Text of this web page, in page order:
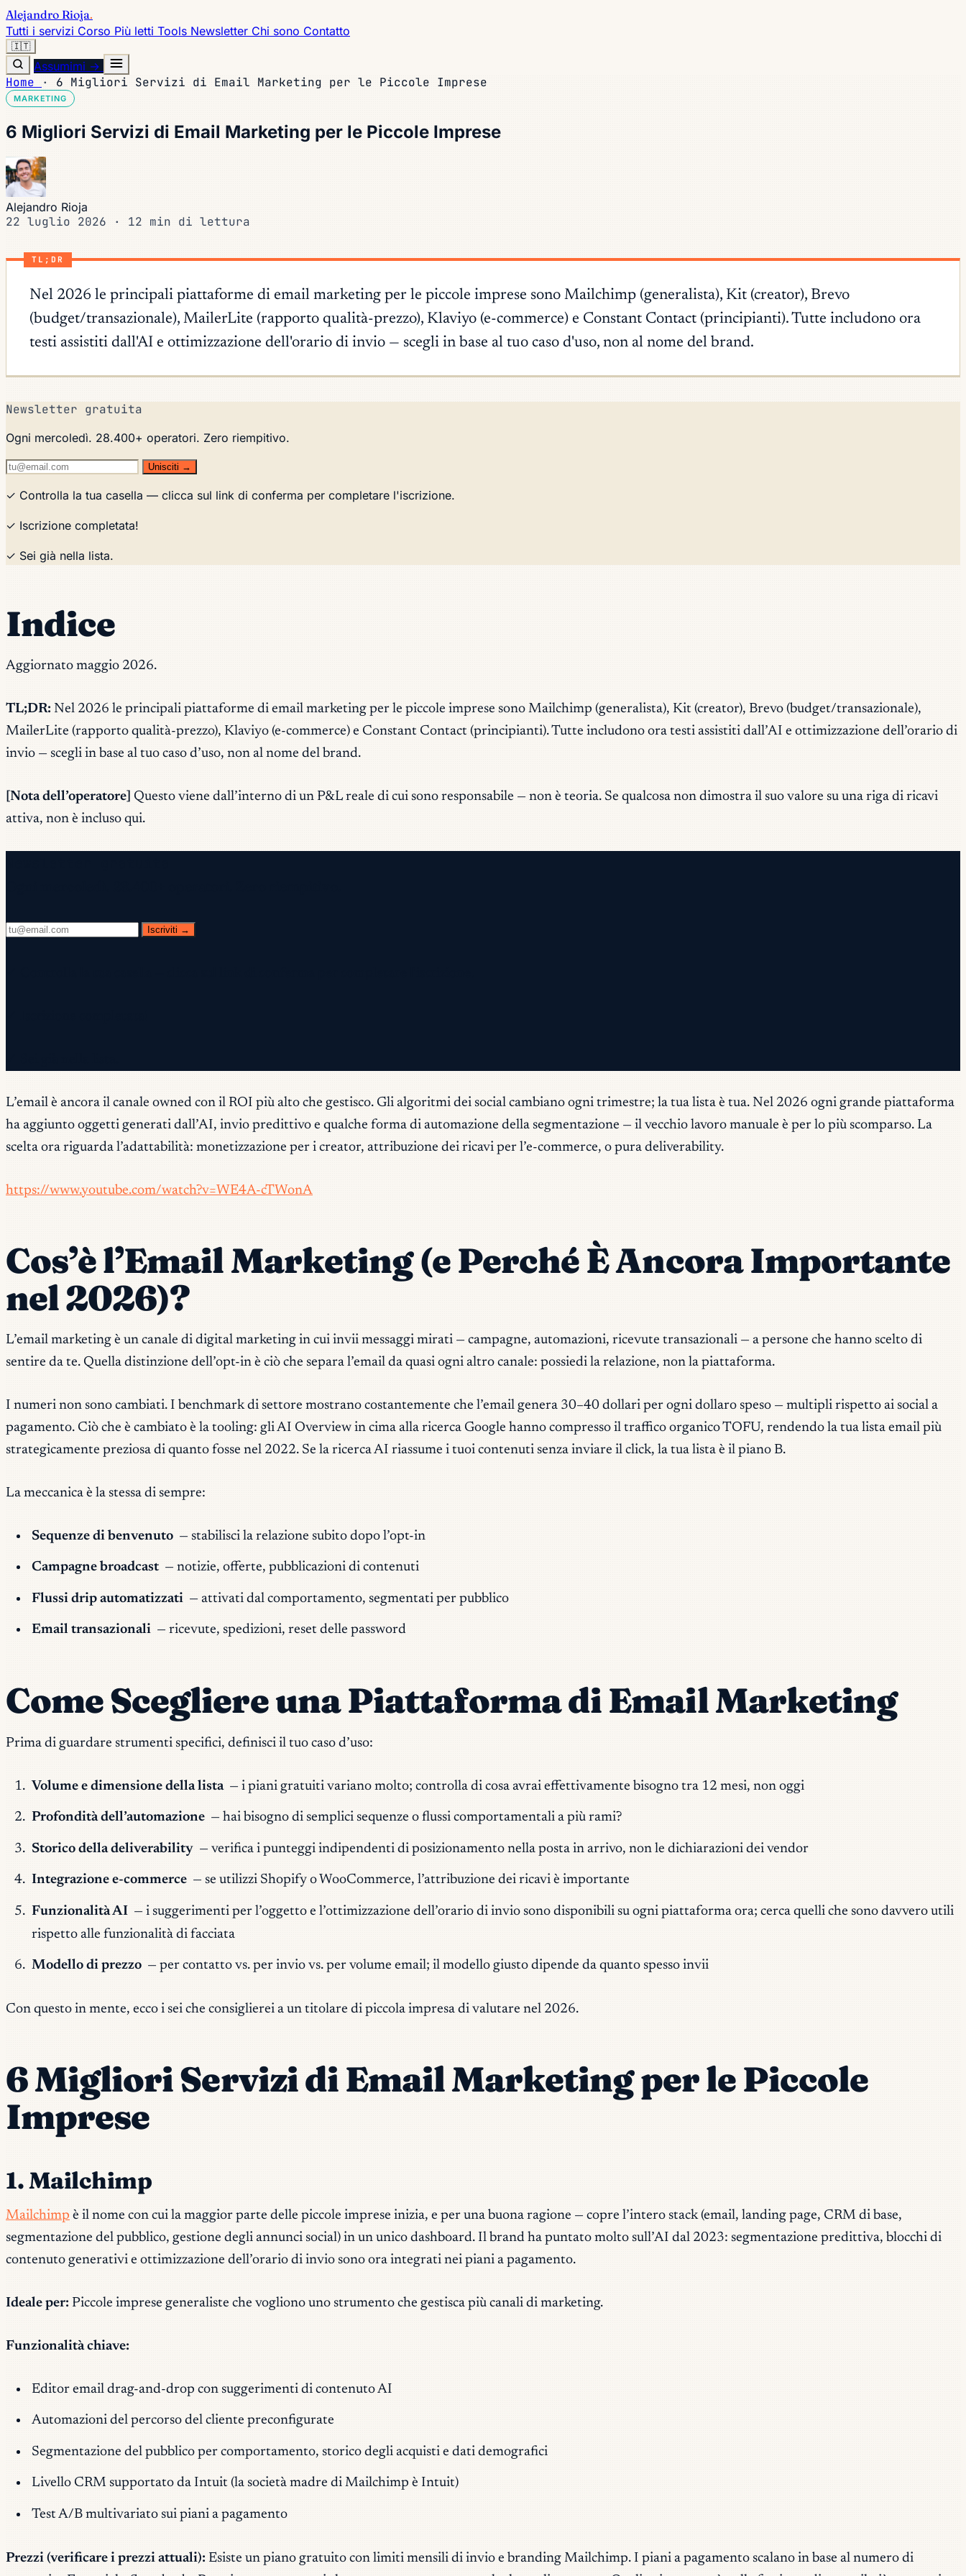
Alejandro Rioja.
Tutti i servizi Corso Più letti Tools Newsletter Chi sono Contatto
🇮🇹
Assumimi →
Home · 6 Migliori Servizi di Email Marketing per le Piccole Imprese
MARKETING
6 Migliori Servizi di Email Marketing per le Piccole Imprese
Alejandro Rioja
22 luglio 2026 · 12 min di lettura
TL;DR
Nel 2026 le principali piattaforme di email marketing per le piccole imprese sono Mailchimp (generalista), Kit (creator), Brevo
(budget/transazionale), MailerLite (rapporto qualità-prezzo), Klaviyo (e-commerce) e Constant Contact (principianti). Tutte includono ora
testi assistiti dall'AI e ottimizzazione dell'orario di invio — scegli in base al tuo caso d'uso, non al nome del brand.
Newsletter gratuita
Ogni mercoledì. 28.400+ operatori. Zero riempitivo.
Unisciti →
✓ Controlla la tua casella — clicca sul link di conferma per completare l'iscrizione.
✓ Iscrizione completata!
✓ Sei già nella lista.
Indice
Aggiornato maggio 2026.
TL;DR: Nel 2026 le principali piattaforme di email marketing per le piccole imprese sono Mailchimp (generalista), Kit (creator), Brevo (budget/transazionale),
MailerLite (rapporto qualità-prezzo), Klaviyo (e-commerce) e Constant Contact (principianti). Tutte includono ora testi assistiti dall’AI e ottimizzazione dell’orario di
invio — scegli in base al tuo caso d’uso, non al nome del brand.
[Nota dell’operatore] Questo viene dall’interno di un P&L reale di cui sono responsabile — non è teoria. Se qualcosa non dimostra il suo valore su una riga di ricavi
attiva, non è incluso qui.
Iscriviti →
L’email è ancora il canale owned con il ROI più alto che gestisco. Gli algoritmi dei social cambiano ogni trimestre; la tua lista è tua. Nel 2026 ogni grande piattaforma
ha aggiunto oggetti generati dall’AI, invio predittivo e qualche forma di automazione della segmentazione — il vecchio lavoro manuale è per lo più scomparso. La
scelta ora riguarda l’adattabilità: monetizzazione per i creator, attribuzione dei ricavi per l’e-commerce, o pura deliverability.
https://www.youtube.com/watch?v=WE4A-cTWonA
Cos’è l’Email Marketing (e Perché È Ancora Importante
nel 2026)?
L’email marketing è un canale di digital marketing in cui invii messaggi mirati — campagne, automazioni, ricevute transazionali — a persone che hanno scelto di
sentire da te. Quella distinzione dell’opt-in è ciò che separa l’email da quasi ogni altro canale: possiedi la relazione, non la piattaforma.
I numeri non sono cambiati. I benchmark di settore mostrano costantemente che l’email genera 30–40 dollari per ogni dollaro speso — multipli rispetto ai social a
pagamento. Ciò che è cambiato è la tooling: gli AI Overview in cima alla ricerca Google hanno compresso il traffico organico TOFU, rendendo la tua lista email più
strategicamente preziosa di quanto fosse nel 2022. Se la ricerca AI riassume i tuoi contenuti senza inviare il click, la tua lista è il piano B.
La meccanica è la stessa di sempre:
Sequenze di benvenuto — stabilisci la relazione subito dopo l’opt-in
Campagne broadcast — notizie, offerte, pubblicazioni di contenuti
Flussi drip automatizzati — attivati dal comportamento, segmentati per pubblico
Email transazionali — ricevute, spedizioni, reset delle password
Come Scegliere una Piattaforma di Email Marketing
Prima di guardare strumenti specifici, definisci il tuo caso d’uso:
Volume e dimensione della lista — i piani gratuiti variano molto; controlla di cosa avrai effettivamente bisogno tra 12 mesi, non oggi
Profondità dell’automazione — hai bisogno di semplici sequenze o flussi comportamentali a più rami?
Storico della deliverability — verifica i punteggi indipendenti di posizionamento nella posta in arrivo, non le dichiarazioni dei vendor
Integrazione e-commerce — se utilizzi Shopify o WooCommerce, l’attribuzione dei ricavi è importante
Funzionalità AI — i suggerimenti per l’oggetto e l’ottimizzazione dell’orario di invio sono disponibili su ogni piattaforma ora; cerca quelli che sono davvero utili
rispetto alle funzionalità di facciata
Modello di prezzo — per contatto vs. per invio vs. per volume email; il modello giusto dipende da quanto spesso invii
Con questo in mente, ecco i sei che consiglierei a un titolare di piccola impresa di valutare nel 2026.
6 Migliori Servizi di Email Marketing per le Piccole
Imprese
1. Mailchimp
Mailchimp è il nome con cui la maggior parte delle piccole imprese inizia, e per una buona ragione — copre l’intero stack (email, landing page, CRM di base,
segmentazione del pubblico, gestione degli annunci social) in un unico dashboard. Il brand ha puntato molto sull’AI dal 2023: segmentazione predittiva, blocchi di
contenuto generativi e ottimizzazione dell’orario di invio sono ora integrati nei piani a pagamento.
Ideale per: Piccole imprese generaliste che vogliono uno strumento che gestisca più canali di marketing.
Funzionalità chiave:
Editor email drag-and-drop con suggerimenti di contenuto AI
Automazioni del percorso del cliente preconfigurate
Segmentazione del pubblico per comportamento, storico degli acquisti e dati demografici
Livello CRM supportato da Intuit (la società madre di Mailchimp è Intuit)
Test A/B multivariato sui piani a pagamento
Prezzi (verificare i prezzi attuali): Esiste un piano gratuito con limiti mensili di invio e branding Mailchimp. I piani a pagamento scalano in base al numero di